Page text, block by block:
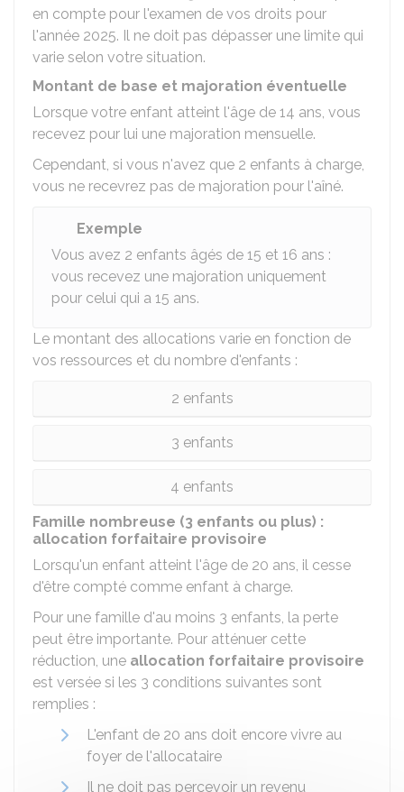
en compte pour l'examen de vos droits pour
l'année 2025. Il ne doit pas dépasser une limite qui
varie selon votre situation.
Montant de base et majoration éventuelle
Lorsque votre enfant atteint l'âge de 14 ans, vous
recevez pour lui une majoration mensuelle.
Cependant, si vous n'avez que 2 enfants à charge,
vous ne recevrez pas de majoration pour l'aîné.
Exemple
Vous avez 2 enfants âgés de 15 et 16 ans :
vous recevez une majoration uniquement
pour celui qui a 15 ans.
Le montant des allocations varie en fonction de
vos ressources et du nombre d'enfants :
2 enfants
3 enfants
4 enfants
Famille nombreuse (3 enfants ou plus) :
allocation forfaitaire provisoire
Lorsqu'un enfant atteint l'âge de 20 ans, il cesse
d'être compté comme enfant à charge.
Pour une famille d'au moins 3 enfants, la perte
peut être importante. Pour atténuer cette
réduction, une allocation forfaitaire provisoire
est versée si les 3 conditions suivantes sont
remplies :
L'enfant de 20 ans doit encore vivre au
foyer de l'allocataire
Il ne doit pas percevoir un revenu